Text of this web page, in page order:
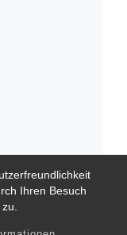
Ihren Besuch